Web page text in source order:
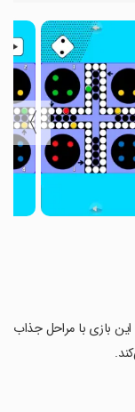
〉
بازی با مراحل جذاب